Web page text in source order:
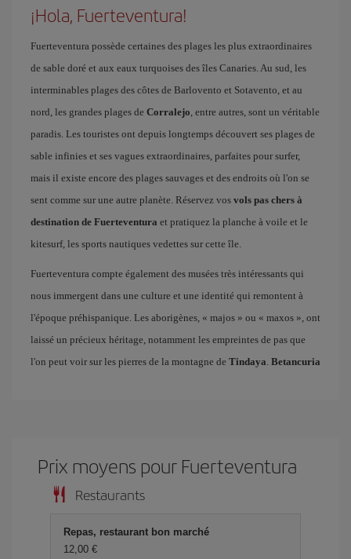
¡Hola, Fuerteventura!
Fuerteventura possède certaines des plages les plus extraordinaires
de sable doré et aux eaux turquoises des îles Canaries. Au sud, les
interminables plages des côtes de Barlovento et Sotavento, et au
nord, les grandes plages de Corralejo, entre autres, sont un véritable
paradis. Les touristes ont depuis longtemps découvert ses plages de
sable infinies et ses vagues extraordinaires, parfaites pour surfer,
mais il existe encore des plages sauvages et des endroits où l'on se
sent comme sur une autre planète. Réservez vos vols pas chers à
destination de Fuerteventura et pratiquez la planche à voile et le
kitesurf, les sports nautiques vedettes sur cette île.
Fuerteventura compte également des musées très intéressants qui
nous immergent dans une culture et une identité qui remontent à
l'époque préhispanique. Les aborigènes, « majos » ou « maxos », ont
laissé un précieux héritage, notamment les empreintes de pas que
l'on peut voir sur les pierres de la montagne de Tindaya. Betancuria
Prix ​​moyens pour Fuerteventura
Restaurants
Repas, restaurant bon marché
12,00 €